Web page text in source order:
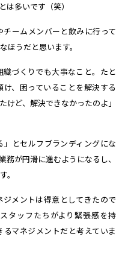
は多いです（笑）
ームメンバーと飲みに行って
ほうだと思います。
づくりでも大事なこと。たと
、困っていることを解決する
けど、解決できなかったのよ」
」とセルフブランディングにな
務が円滑に進むようになるし、
。
メントは得意としてきたので
タッフたちがより緊張感を持
マネジメントだと考えていま